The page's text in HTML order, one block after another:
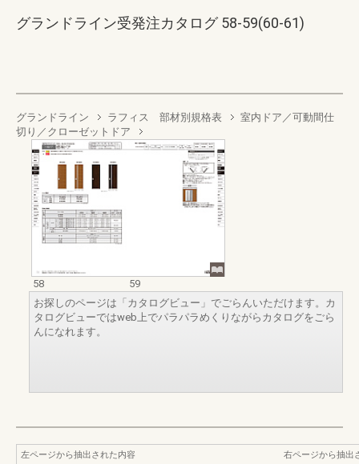
グランドライン受発注カタログ 58-59(60-61)
グランドライン ラフィス 部材別規格表
室内ドア／可動間仕
切り／クローゼットドア
58
59
お探しのページは「カタログビュー」でごらんいただけます。カ
タログビューではweb上でパラパラめくりながらカタログをごら
んになれます。
左ページから抽出された内容
右ページから抽出